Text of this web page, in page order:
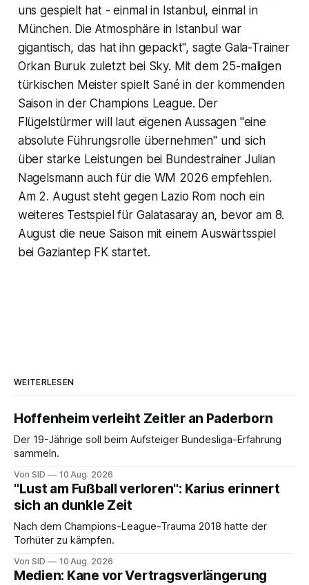
uns gespielt hat - einmal in Istanbul, einmal in
München. Die Atmosphäre in Istanbul war
gigantisch, das hat ihn gepackt", sagte Gala-Trainer
Orkan Buruk zuletzt bei Sky. Mit dem 25-maligen
türkischen Meister spielt Sané in der kommenden
Saison in der Champions League. Der
Flügelstürmer will laut eigenen Aussagen "eine
absolute Führungsrolle übernehmen" und sich
über starke Leistungen bei Bundestrainer Julian
Nagelsmann auch für die WM 2026 empfehlen.
Am 2. August steht gegen Lazio Rom noch ein
weiteres Testspiel für Galatasaray an, bevor am 8.
August die neue Saison mit einem Auswärtsspiel
bei Gaziantep FK startet.
WEITERLESEN
Hoffenheim verleiht Zeitler an Paderborn
Der 19-Jährige soll beim Aufsteiger Bundesliga-Erfahrung
sammeln.
Von SID 10 Aug. 2026
"Lust am Fußball verloren": Karius erinnert
sich an dunkle Zeit
Nach dem Champions-League-Trauma 2018 hatte der
Torhüter zu kämpfen.
Von SID 10 Aug. 2026
Medien: Kane vor Vertragsverlängerung